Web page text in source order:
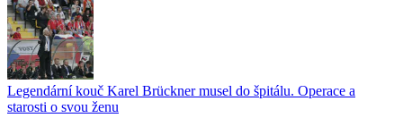
Legendární kouč Karel Brückner musel do špitálu. Operace a
starosti o svou ženu